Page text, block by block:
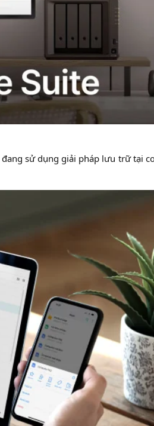
sử dụng giải pháp lưu trữ tại